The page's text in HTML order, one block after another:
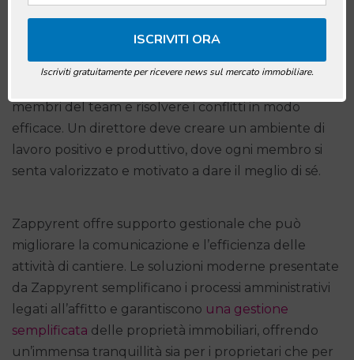
La capacità di guidare e motivare un team è
essenziale per un direttore operativo di cantiere.
Questo professionista deve saper comunicare
membri del team e risolvere i conflitti in modo
efficace. Un direttore deve creare un ambiente di
lavoro positivo e produttivo, dove ogni membro si
senta valorizzato e motivato a dare il meglio di sé.
Zappyrent offre supporto gestionale che può
migliorare la comunicazione e l’efficienza delle
attività di cantiere. Le soluzioni moderne presentate
da Zappyrent semplificano i processi amministrativi
legati all’affitto e garantiscono una gestione
semplificata delle proprietà immobiliari, offrendo
un’immensa tranquillità sia per i proprietari che per
Iscriviti gratuitamente per ricevere news sul mercato immobiliare.